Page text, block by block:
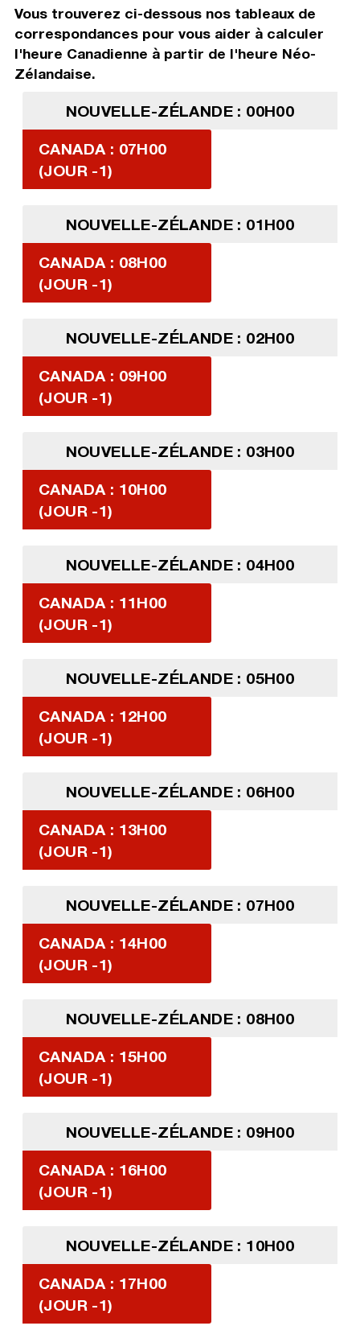
Vous trouverez ci-dessous nos tableaux de
correspondances pour vous aider à calculer
l'heure Canadienne à partir de l'heure Néo-
Zélandaise.
NOUVELLE-ZÉLANDE : 00H00
CANADA : 07H00
(JOUR -1)
NOUVELLE-ZÉLANDE : 01H00
CANADA : 08H00
(JOUR -1)
NOUVELLE-ZÉLANDE : 02H00
CANADA : 09H00
(JOUR -1)
NOUVELLE-ZÉLANDE : 03H00
CANADA : 10H00
(JOUR -1)
NOUVELLE-ZÉLANDE : 04H00
CANADA : 11H00
(JOUR -1)
NOUVELLE-ZÉLANDE : 05H00
CANADA : 12H00
(JOUR -1)
NOUVELLE-ZÉLANDE : 06H00
CANADA : 13H00
(JOUR -1)
NOUVELLE-ZÉLANDE : 07H00
CANADA : 14H00
(JOUR -1)
NOUVELLE-ZÉLANDE : 08H00
CANADA : 15H00
(JOUR -1)
NOUVELLE-ZÉLANDE : 09H00
CANADA : 16H00
(JOUR -1)
NOUVELLE-ZÉLANDE : 10H00
CANADA : 17H00
(JOUR -1)